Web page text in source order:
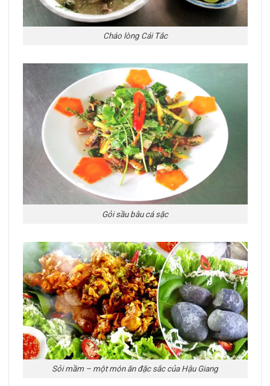
Cháo lòng Cái Tắc
Gỏi sầu bâu cá sặc
Sỏi mầm – một món ăn đặc sắc của Hậu Giang